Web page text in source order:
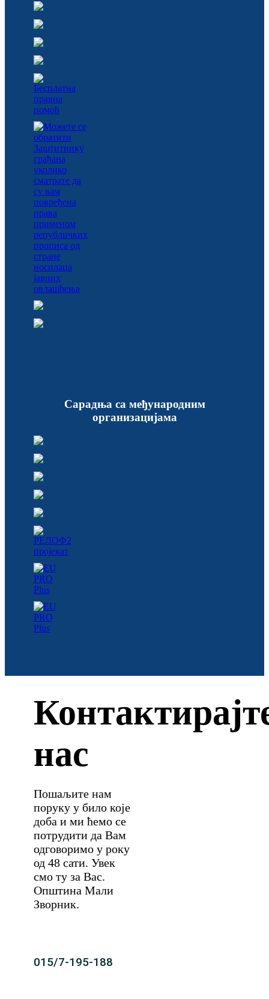
Сарадња са међународним
организацијама
нас
Пошаљите нам
поруку у било које
доба и ми ћемо се
потрудити да Вам
одговоримо у року
од 48 сати. Увек
смо ту за Вас.
Општина Мали
Зворник.
015/7-195-188